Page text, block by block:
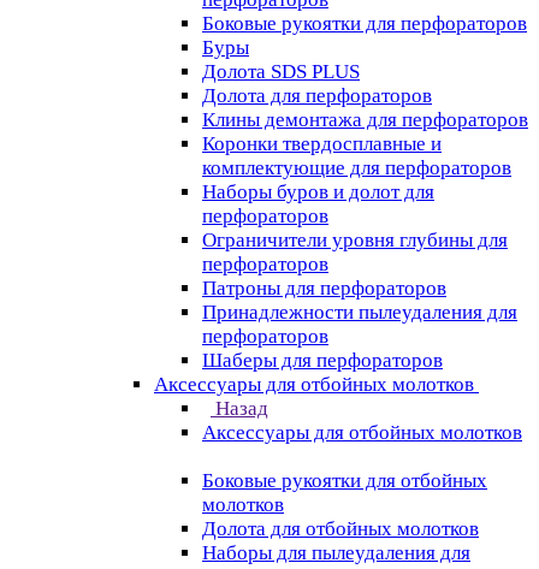
Боковые рукоятки для перфораторов
Буры
Долота SDS PLUS
Долота для перфораторов
Клины демонтажа для перфораторов
Коронки твердосплавные и
комплектующие для перфораторов
Наборы буров и долот для
перфораторов
Ограничители уровня глубины для
перфораторов
Патроны для перфораторов
Принадлежности пылеудаления для
перфораторов
Шаберы для перфораторов
Аксессуары для отбойных молотков
Назад
Аксессуары для отбойных молотков
Боковые рукоятки для отбойных
молотков
Долота для отбойных молотков
Наборы для пылеудаления для